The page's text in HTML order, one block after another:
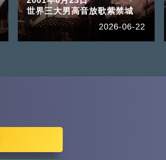
世界三大男高音放歌紫禁城
2026-06-22